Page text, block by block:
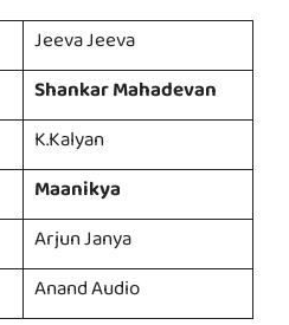
Jeeva Jeeva
Shankar Mahadevan
K.Kalyan
Maanikya
Arjun Janya
Anand Audio